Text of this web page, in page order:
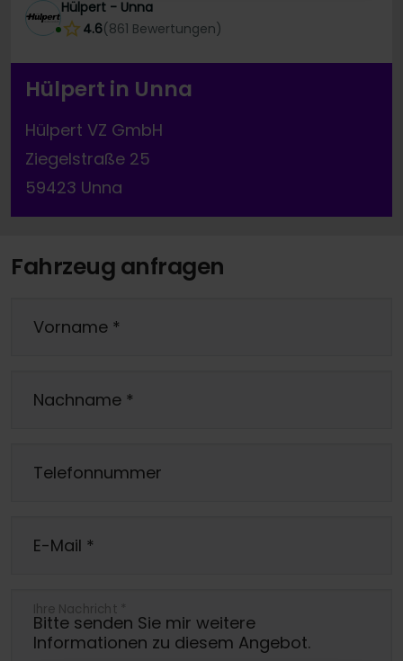
Hülpert - Unna
4.6(861 Bewertungen)
Hülpert in Unna
Hülpert VZ GmbH
Ziegelstraße 25
59423 Unna
Fahrzeug anfragen
Vorname *
Nachname *
Telefonnummer
E-Mail *
Ihre Nachricht *